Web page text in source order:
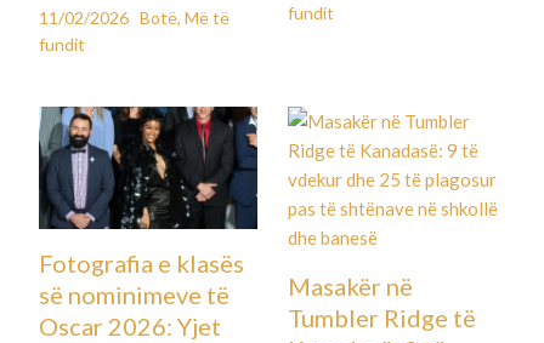
11/02/2026 Botë,Më të
fundit
fundit
Fotografia e klasës
së nominimeve të
Oscar 2026: Yjet
Masakër në
Tumbler Ridge të